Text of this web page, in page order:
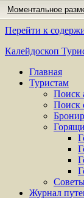
Моментальное
Перейти к
Калейдоскоп
Главная
Туристам
Поиск
Поиск
Журнал